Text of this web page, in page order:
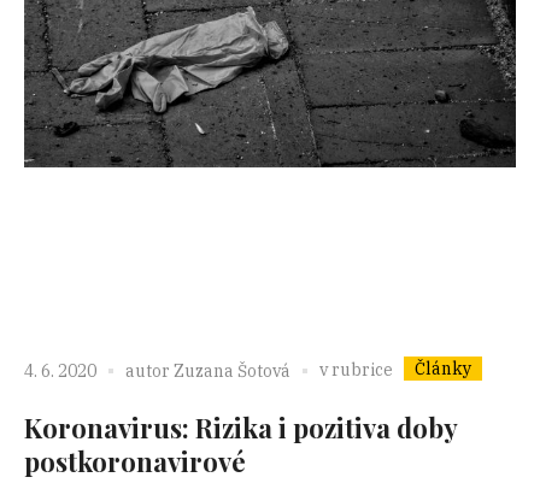
4. 6. 2020 autor Zuzana Šotová v rubrice Články
Koronavirus: Rizika i pozitiva doby
postkoronavirové